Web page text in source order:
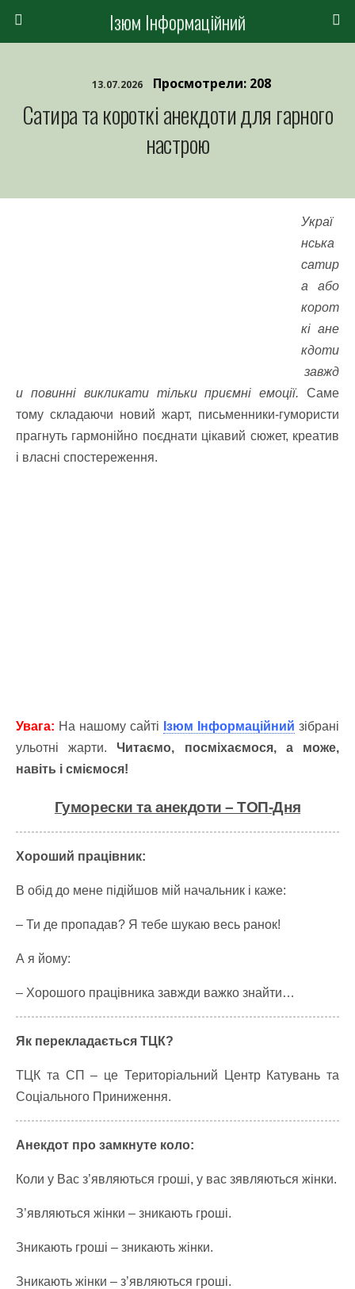
Ізюм Інформаційний
13.07.2026 Просмотрели: 208
Сатира та короткі анекдоти для гарного
настрою
Украї
нська
сатир
а або
корот
кі ане
кдоти
завжд
и повинні викликати тільки приємні емоції. Саме
тому складаючи новий жарт, письменники-гумористи
прагнуть гармонійно поєднати цікавий сюжет, креатив
і власні спостереження.
Увага: На нашому сайті Ізюм Інформаційний зібрані
ульотні жарти.Читаємо, посміхаємося, а може,
навіть і сміємося!
Гуморески та анекдоти – ТОП-Дня
Хороший працівник:
В обід до мене підійшов мій начальник і каже:
– Ти де пропадав? Я тебе шукаю весь ранок!
А я йому:
– Хорошого працівника завжди важко знайти…
Як перекладається ТЦК?
ТЦК та СП – це Територіальний Центр Катувань та
Соціального Приниження.
Анекдот про замкнуте коло:
Коли у Вас з’являються гроші, у вас зявляються жінки.
З’являються жінки – зникають гроші.
Зникають гроші – зникають жінки.
Зникають жінки – з’являються гроші.